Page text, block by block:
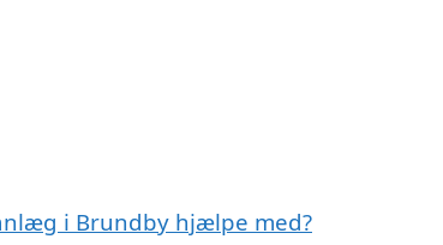
i Brundby hjælpe med?